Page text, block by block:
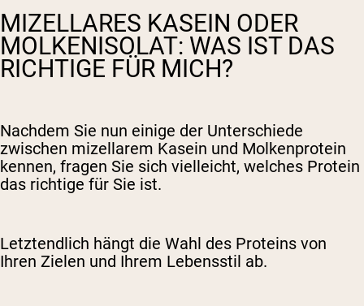
MIZELLARES KASEIN ODER
MOLKENISOLAT: WAS IST DAS
RICHTIGE FÜR MICH?
Nachdem Sie nun einige der Unterschiede
zwischen mizellarem Kasein und Molkenprotein
kennen, fragen Sie sich vielleicht, welches Protein
das richtige für Sie ist.
Letztendlich hängt die Wahl des Proteins von
Ihren Zielen und Ihrem Lebensstil ab.